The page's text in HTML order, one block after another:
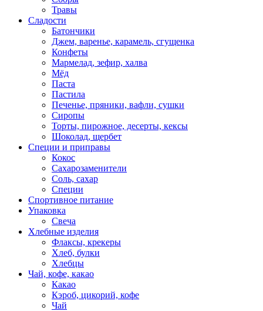
Травы
Сладости
Батончики
Джем, варенье, карамель, сгущенка
Конфеты
Мармелад, зефир, халва
Мёд
Паста
Пастила
Печенье, пряники, вафли, сушки
Сиропы
Торты, пирожное, десерты, кексы
Шоколад, щербет
Специи и приправы
Кокос
Сахарозаменители
Соль, сахар
Специи
Спортивное питание
Упаковка
Свеча
Хлебные изделия
Флаксы, крекеры
Хлеб, булки
Хлебцы
Чай, кофе, какао
Какао
Кэроб, цикорий, кофе
Чай